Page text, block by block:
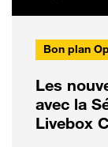
Bon plan
Les
avec la
Livebox